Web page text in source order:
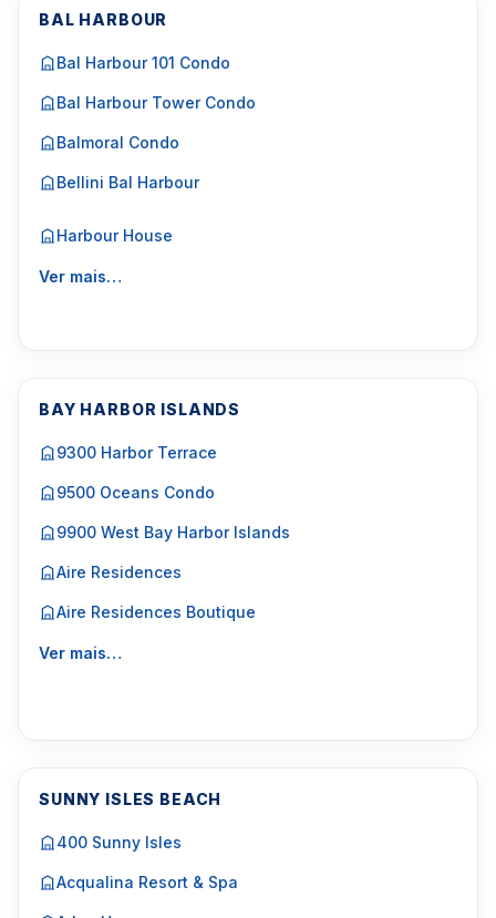
BAL HARBOUR
Bal Harbour 101 Condo
Bal Harbour Tower Condo
Balmoral Condo
Bellini Bal Harbour
Harbour House
Ver mais…
BAY HARBOR ISLANDS
9300 Harbor Terrace
9500 Oceans Condo
9900 West Bay Harbor Islands
Aire Residences
Aire Residences Boutique
Ver mais…
SUNNY ISLES BEACH
400 Sunny Isles
Acqualina Resort & Spa